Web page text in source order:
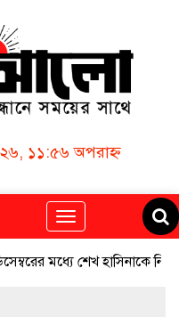
১১:৫৬ অপরাহ্ন
Toggle
navigation
মধ্যে শেখ হাসিনাকে নিয়ে